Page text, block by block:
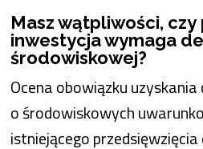
Masz wątpliwości,
inwestycja wymaga
środowiskowej?
Ocena obowiązku uzyskania
o środowiskowych
istniejącego